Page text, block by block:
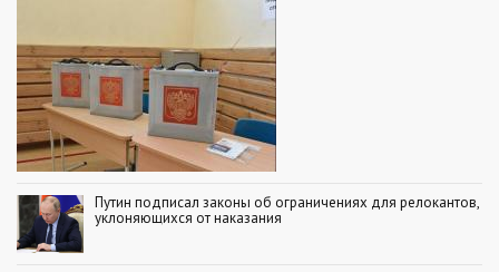
Путин подписал законы об ограничениях для релокантов,
уклоняющихся от наказания